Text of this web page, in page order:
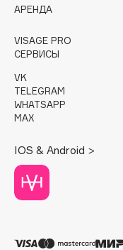
d'Alba
DABO
DARLING*
Darphin
Dessange
Dior
Dolce & Gabbana
АРЕНДА
VISAGE PRO
СЕРВИСЫ
VK
TELEGRAM
WHATSAPP
MAX
IOS & Android >